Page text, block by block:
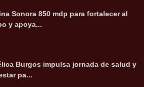
Sonora 850 mdp para fortalecer al
y apoya...
Burgos impulsa jornada de salud y
pa...